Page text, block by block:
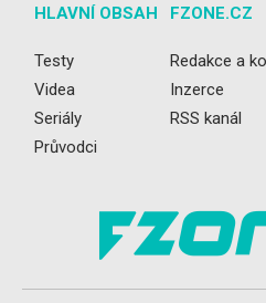
HLAVNÍ OBSAH
Testy
Videa
Seriály
Průvodci
FZONE.CZ
Redakce a
Inzerce
RSS kanál